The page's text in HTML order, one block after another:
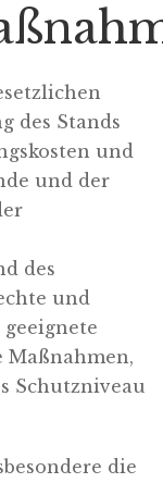
des Stands
und
und der
des
und
Maßnahmen,
Schutzniveau
die